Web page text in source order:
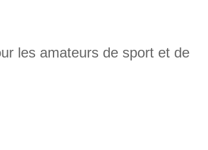
les amateurs de sport et de